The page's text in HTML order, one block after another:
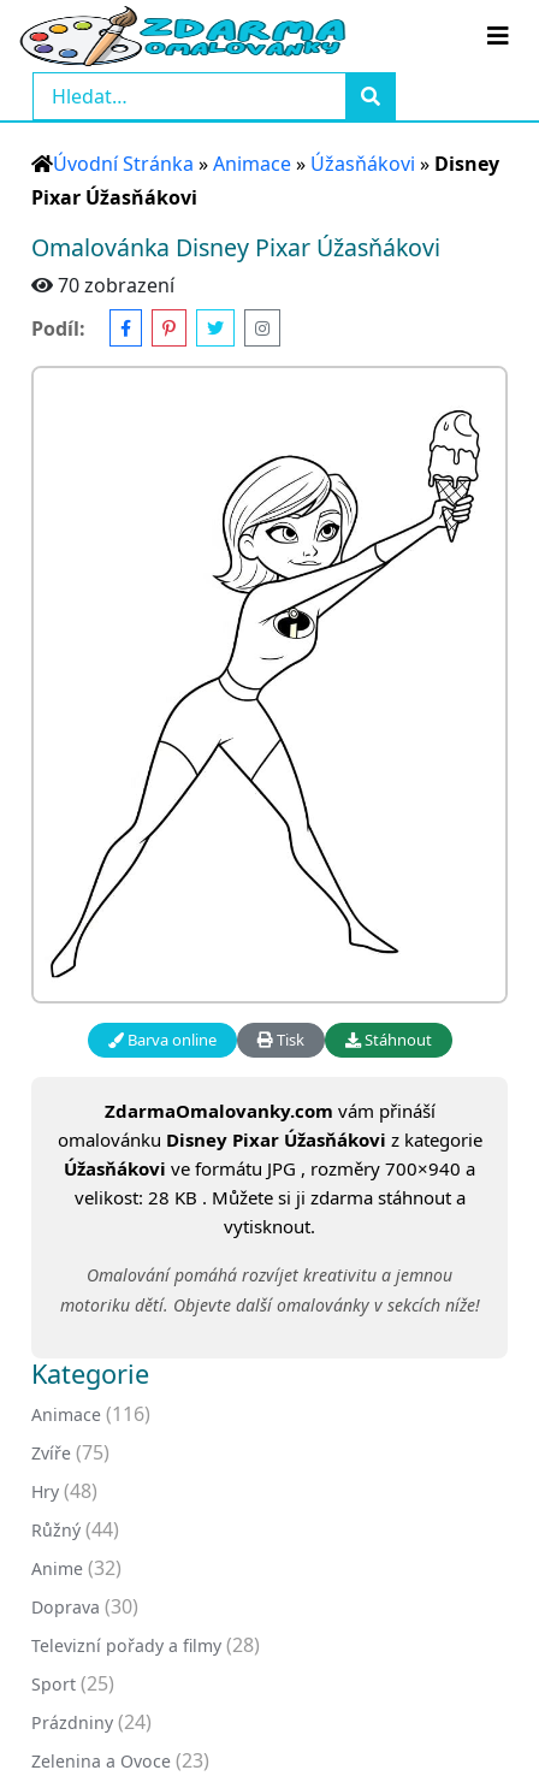
Úvodní Stránka »Animace» Úžasňákovi » Disney
Pixar Úžasňákovi
Omalovánka Disney Pixar Úžasňákovi
70 zobrazení
Podíl:
Barva online Tisk Stáhnout
ZdarmaOmalovanky.com vám přináší
omalovánku Disney Pixar Úžasňákovi z kategorie
Úžasňákovi ve formátu JPG , rozměry 700×940 a
velikost: 28 KB . Můžete si ji zdarma stáhnout a
vytisknout.
Omalování pomáhá rozvíjet kreativitu a jemnou
motoriku dětí. Objevte další omalovánky v sekcích níže!
Kategorie
Animace (116)
Zvíře (75)
Hry (48)
Růžný (44)
Anime (32)
Doprava (30)
Televizní pořady a filmy (28)
Sport (25)
Prázdniny (24)
Zelenina a Ovoce (23)